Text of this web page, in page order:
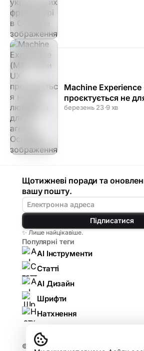
Machine
проєктується не
AI-агента
березень 23·9 хв
Щотижневі поради та
вашу пошту.
Підписатися
✨ Лише найцікавіше.
Популярні теги
AI Інструменти
Статті
AI Дизайн
Шрифти
Натхнення
© 2026